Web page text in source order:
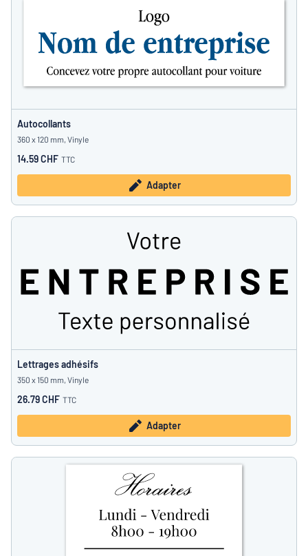
Autocollants
360 x 120 mm, Vinyle
14.59 CHF TTC
Adapter
Lettrages adhésifs
350 x 150 mm, Vinyle
26.79 CHF TTC
Adapter